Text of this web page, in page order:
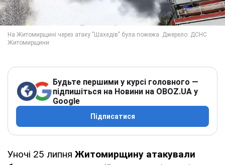
Будьте першими у курсі головного —
підпишіться на Новини на OBOZ.UA у
Google
Підписатися
Уночі 25 липня Житомирщину атакували